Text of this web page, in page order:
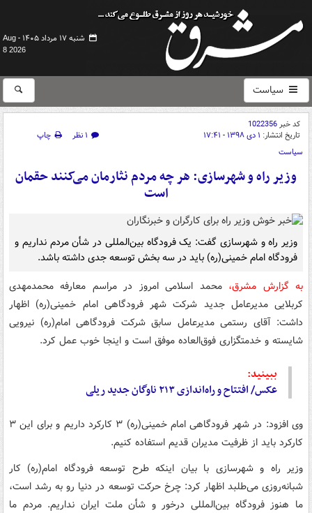
شنبه ۱۷ مرداد ۱۴۰۵ -
Aug
8 2026
سیاست
کد خبر1022356
تاریخ انتشار: ۱ دی ۱۳۹۸ - ۱۷:۴۱ ۱ نظر
چاپ
سیاست
وزیر راه و شهرسازی: هر چه مردم نثارمان می‌کنند حقمان
است
وزیر راه و شهرسازی گفت: یک فرودگاه بین‌المللی در شأن مردم نداریم و
فرودگاه امام خمینی(ره) باید در سه بخش توسعه جدی داشته باشد.
به گزارش مشرق، محمد اسلامی امروز در مراسم معارفه محمدمهدی
کربلایی مدیرعامل جدید شرکت شهر فرودگاهی امام خمینی(ره) اظهار
داشت: آقای رستمی مدیرعامل سابق شرکت فرودگاهی امام(ره) نیرویی
شایسته و خدمتگزاری فوق‌العاده موفق است و اینجا خوب عمل کرد.
ببینید:
عکس/ افتتاح و راه‌اندازی ۲۱۳ ناوگان‌ جدید ریلی
وی افزود: در شهر فرودگاهی امام خمینی(ره) ۳ کارکرد داریم و برای این ۳
کارکرد باید از ظرفیت مدیران قدیم استفاده کنیم.
وزیر راه و شهرسازی با بیان اینکه طرح توسعه فرودگاه امام(ره) کار
شبانه‌روزی می‌طلبد اظهار کرد: چرخ حرکت توسعه در دنیا رو به رشد است،
ما هنوز فرودگاه بین‌المللی درخور و شأن ملت ایران نداریم. مردم ما